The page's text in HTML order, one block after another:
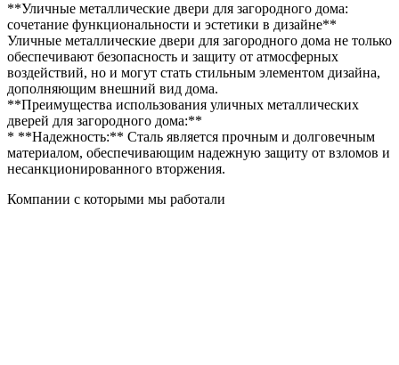
**Уличные металлические двери для загородного дома:
сочетание функциональности и эстетики в дизайне**
Уличные металлические двери для загородного дома не только
обеспечивают безопасность и защиту от атмосферных
воздействий, но и могут стать стильным элементом дизайна,
дополняющим внешний вид дома.
**Преимущества использования уличных металлических
дверей для загородного дома:**
* **Надежность:** Сталь является прочным и долговечным
материалом, обеспечивающим надежную защиту от взломов и
несанкционированного вторжения.
Компании с которыми мы работали